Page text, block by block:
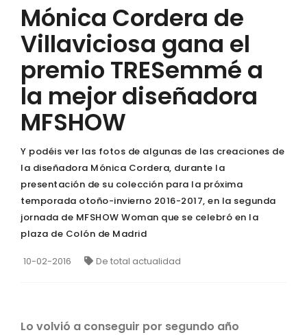
Mónica Cordera de
Villaviciosa gana el
premio TRESemmé a
la mejor diseñadora
MFSHOW
Y podéis ver las fotos de algunas de las creaciones de
la diseñadora Mónica Cordera, durante la
presentación de su colección para la próxima
temporada otoño-invierno 2016-2017, en la segunda
jornada de MFSHOW Woman que se celebró en la
plaza de Colón de Madrid
10-02-2016 De total actualidad
Lo volvió a conseguir por segundo año